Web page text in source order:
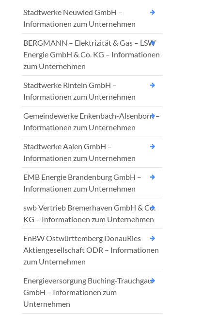
Stadtwerke Neuwied GmbH –
Informationen zum Unternehmen
BERGMANN – Elektrizität & Gas – LSW
Energie GmbH & Co. KG – Informationen
zum Unternehmen
Stadtwerke Rinteln GmbH –
Informationen zum Unternehmen
Gemeindewerke Enkenbach-Alsenborn –
Informationen zum Unternehmen
Stadtwerke Aalen GmbH –
Informationen zum Unternehmen
EMB Energie Brandenburg GmbH –
Informationen zum Unternehmen
swb Vertrieb Bremerhaven GmbH & Co.
KG – Informationen zum Unternehmen
EnBW Ostwürttemberg DonauRies
Aktiengesellschaft ODR – Informationen
zum Unternehmen
Energieversorgung Buching-Trauchgau
GmbH – Informationen zum
Unternehmen